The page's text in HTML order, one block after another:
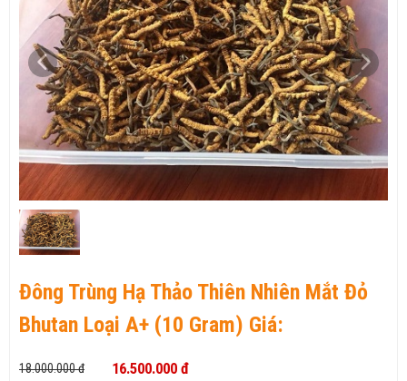
Đông Trùng Hạ Thảo Thiên Nhiên Mắt Đỏ
Bhutan Loại A+ (10 Gram) Giá:
18.000.000 đ 16.500.000 đ